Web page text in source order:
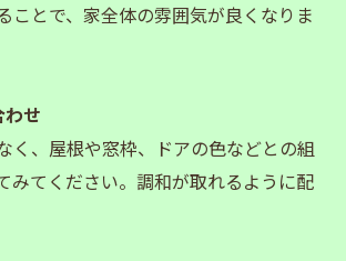
ことで、家全体の雰囲気が良くなりま
せ
く、屋根や窓枠、ドアの色などとの組
みてください。調和が取れるように配